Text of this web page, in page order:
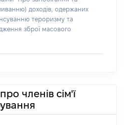
доходів, одержаних
тероризму та
зброї масового
членів сім'ї